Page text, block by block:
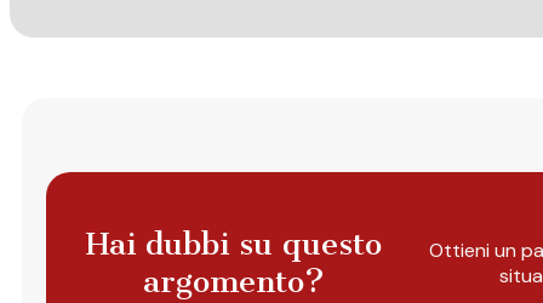
Hai dubbi su questo
argomento?
Ottieni un